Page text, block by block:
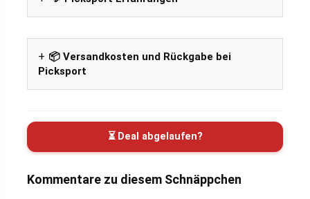
📦 Versandkosten und Rückgabe bei
Picksport
⏳ Deal abgelaufen?
Kommentare zu diesem Schnäppchen